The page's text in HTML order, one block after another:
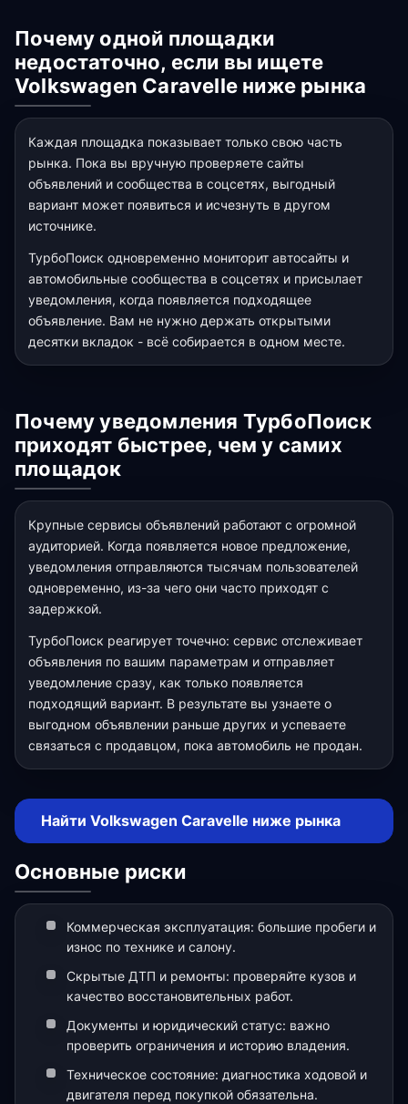
Почему одной площадки
недостаточно, если вы ищете
Volkswagen Caravelle ниже рынка
Каждая площадка показывает только свою часть
рынка. Пока вы вручную проверяете сайты
объявлений и сообщества в соцсетях, выгодный
вариант может появиться и исчезнуть в другом
источнике.
ТурбоПоиск одновременно мониторит автосайты и
автомобильные сообщества в соцсетях и присылает
уведомления, когда появляется подходящее
объявление. Вам не нужно держать открытыми
десятки вкладок - всё собирается в одном месте.
Почему уведомления ТурбоПоиск
приходят быстрее, чем у самих
площадок
Крупные сервисы объявлений работают с огромной
аудиторией. Когда появляется новое предложение,
уведомления отправляются тысячам пользователей
одновременно, из-за чего они часто приходят с
задержкой.
ТурбоПоиск реагирует точечно: сервис отслеживает
объявления по вашим параметрам и отправляет
уведомление сразу, как только появляется
подходящий вариант. В результате вы узнаете о
выгодном объявлении раньше других и успеваете
связаться с продавцом, пока автомобиль не продан.
Найти Volkswagen Caravelle ниже рынка
Основные риски
Коммерческая эксплуатация: большие пробеги и
износ по технике и салону.
Скрытые ДТП и ремонты: проверяйте кузов и
качество восстановительных работ.
Документы и юридический статус: важно
проверить ограничения и историю владения.
Техническое состояние: диагностика ходовой и
двигателя перед покупкой обязательна.